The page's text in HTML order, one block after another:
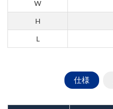
W
H
L
仕様